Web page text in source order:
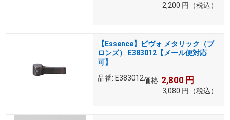
2,200 円 （税込）
【Essence】ピヴォ メタリック（ブ
ロンズ） E383012【メール便対応
可】
品番: E383012価格: 2,800 円
3,080 円 （税込）